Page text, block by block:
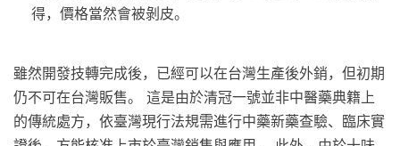
得，價格當然會被剝皮。
雖然開發技轉完成後，已經可以在台灣生產後外銷，但初期
仍不可在台灣販售。 這是由於清冠一號並非中醫藥典籍上
的傳統處方，依臺灣現行法規需進行中藥新藥查驗、臨床實